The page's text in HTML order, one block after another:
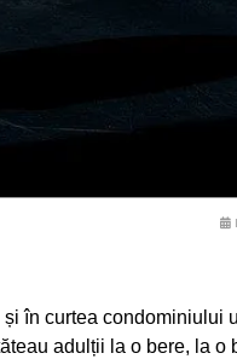
în curtea condominiului
adulții la o bere, la o